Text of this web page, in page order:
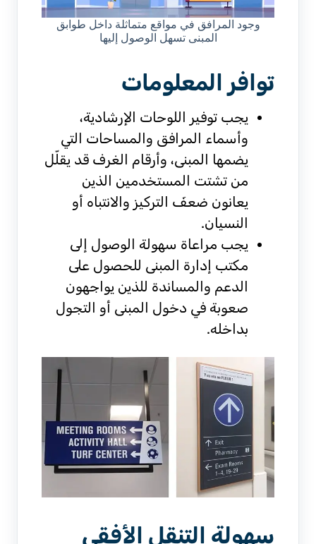
وجود المرافق في مواقع متماثلة داخل طوابق
المبنى تسهل الوصول إليها
توافر المعلومات
يجب توفير اللوحات الإرشادية،
وأسماء المرافق والمساحات التي
يضمها المبنى، وأرقام الغرف قد يقلّل
من تشتت المستخدمين الذين
يعانون ضعفَ التركيز والانتباه أو
النسيان.
يجب مراعاة سهولة الوصول إلى
مكتب إدارة المبنى للحصول على
الدعم والمساندة للذين يواجهون
صعوبة في دخول المبنى أو التجول
بداخله.
سهولة التنقل الأفقي